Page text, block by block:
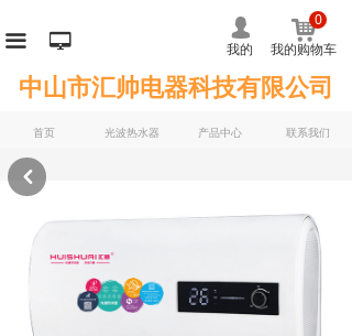
首页 光波热水器 产品中心 联系我们
中山市汇帅电器科技有限公司
넙
我的
낙
我的购物车
0
끀 넡
낒